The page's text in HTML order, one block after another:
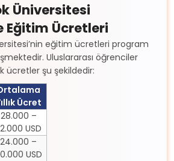
Üniversitesi
Eğitim Ücretleri
eğitim ücretleri program
Uluslararası öğrenciler
ücretler şu şekildedir:
Ücret
28.000 –
USD
24.000 –
USD